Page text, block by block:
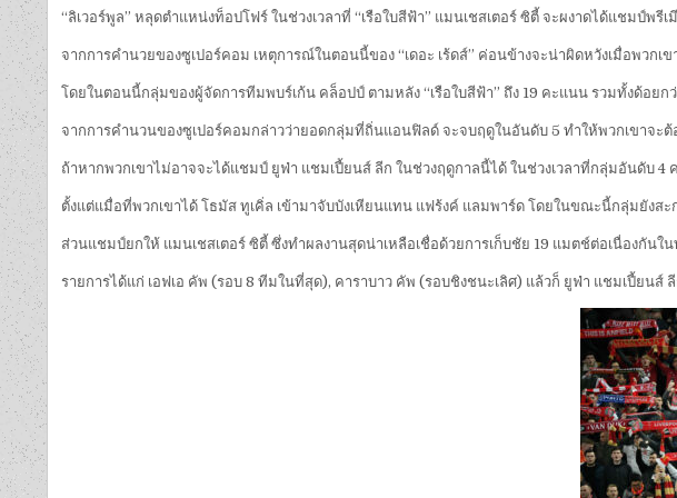
“ลิเวอร์พูล” หลุดตำแหน่งท็อปโฟร์ ในช่วงเวลาที่ “เรือใบสีฟ้า” แมนเชสเตอร์ ซิตี้ จะผงาดได้แชมป์พรี
จากการคำนวยของซูเปอร์คอม เหตุการณ์ในตอนนี้ของ “เดอะ เร้ดส์” ค่อนข้างจะน่าผิดหวังเมื่อพวกเ
โดยในตอนนี้กลุ่มของผู้จัดการทีมพบร์เก้น คล็อปป์ ตามหลัง “เรือใบสีฟ้า” ถึง 19 คะแนน รวมทั้งด้อยก
จากการคำนวนของซูเปอร์คอมกล่าวว่ายอดกลุ่มที่ถิ่นแอนฟิลด์ จะจบฤดูในอันดับ 5 ทำให้พวกเขาจะต้
ถ้าหากพวกเขาไม่อาจจะได้แชมป์ ยูฟ่า แชมเปี้ยนส์ ลีก ในช่วงฤดูกาลนี้ได้ ในช่วงเวลาที่กลุ่มอันดับ 4
ตั้งแต่แมื่อที่พวกเขาได้ โธมัส ทูเคิ่ล เข้ามาจับบังเหียนแทน แฟร้งค์ แลมพาร์ด โดยในขณะนี้กลุ่มยังส
ส่วนแชมป์ยกให้ แมนเชสเตอร์ ซิตี้ ซึ่งทำผลงานสุดน่าเหลือเชื่อด้วยการเก็บชัย 19 แมตช์ต่อเนื่องกัน
รายการได้แก่ เอฟเอ คัพ (รอบ 8 ทีมในที่สุด), คาราบาว คัพ (รอบชิงชนะเลิศ) แล้วก็ ยูฟ่า แชมเปี้ยนส์